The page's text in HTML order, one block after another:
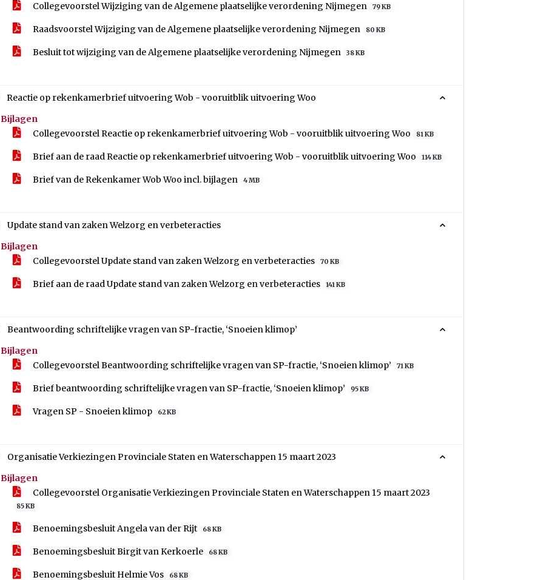
Collegevoorstel Wijziging van de Algemene plaatselijke verordening Nijmegen
79 KB
Raadsvoorstel Wijziging van de Algemene plaatselijke verordening Nijmegen 80 KB
Besluit tot wijziging van de Algemene plaatselijke verordening Nijmegen 38 KB
Reactie op rekenkamerbrief uitvoering Wob - vooruitblik uitvoering Woo
Bijlagen
Collegevoorstel Reactie op rekenkamerbrief uitvoering Wob - vooruitblik uitvoering Woo
81 KB
Brief aan de raad Reactie op rekenkamerbrief uitvoering Wob - vooruitblik uitvoering Woo 114 KB
Brief van de Rekenkamer Wob Woo incl. bijlagen 4 MB
Update stand van zaken Welzorg en verbeteracties
Bijlagen
Collegevoorstel Update stand van zaken Welzorg en verbeteracties
70 KB
Brief aan de raad Update stand van zaken Welzorg en verbeteracties 141 KB
Beantwoording schriftelijke vragen van SP-fractie, ‘Snoeien klimop’
Bijlagen
Collegevoorstel Beantwoording schriftelijke vragen van SP-fractie, ‘Snoeien klimop’
71 KB
Brief beantwoording schriftelijke vragen van SP-fractie, ‘Snoeien klimop’ 95 KB
Vragen SP - Snoeien klimop 62 KB
Organisatie Verkiezingen Provinciale Staten en Waterschappen 15 maart 2023
Bijlagen
Collegevoorstel Organisatie Verkiezingen Provinciale Staten en Waterschappen 15 maart 2023
85 KB
Benoemingsbesluit Angela van der Rijt 68 KB
Benoemingsbesluit Birgit van Kerkoerle 68 KB
Benoemingsbesluit Helmie Vos 68 KB